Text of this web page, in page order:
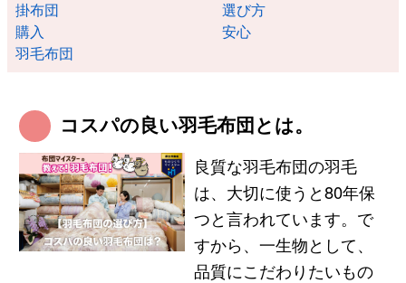
掛布団
選び方
購入
安心
羽毛布団
コスパの良い羽毛布団とは。
良質な羽毛布団の羽毛
は、大切に使うと80年保
つと言われています。で
すから、一生物として、
品質にこだわりたいもの